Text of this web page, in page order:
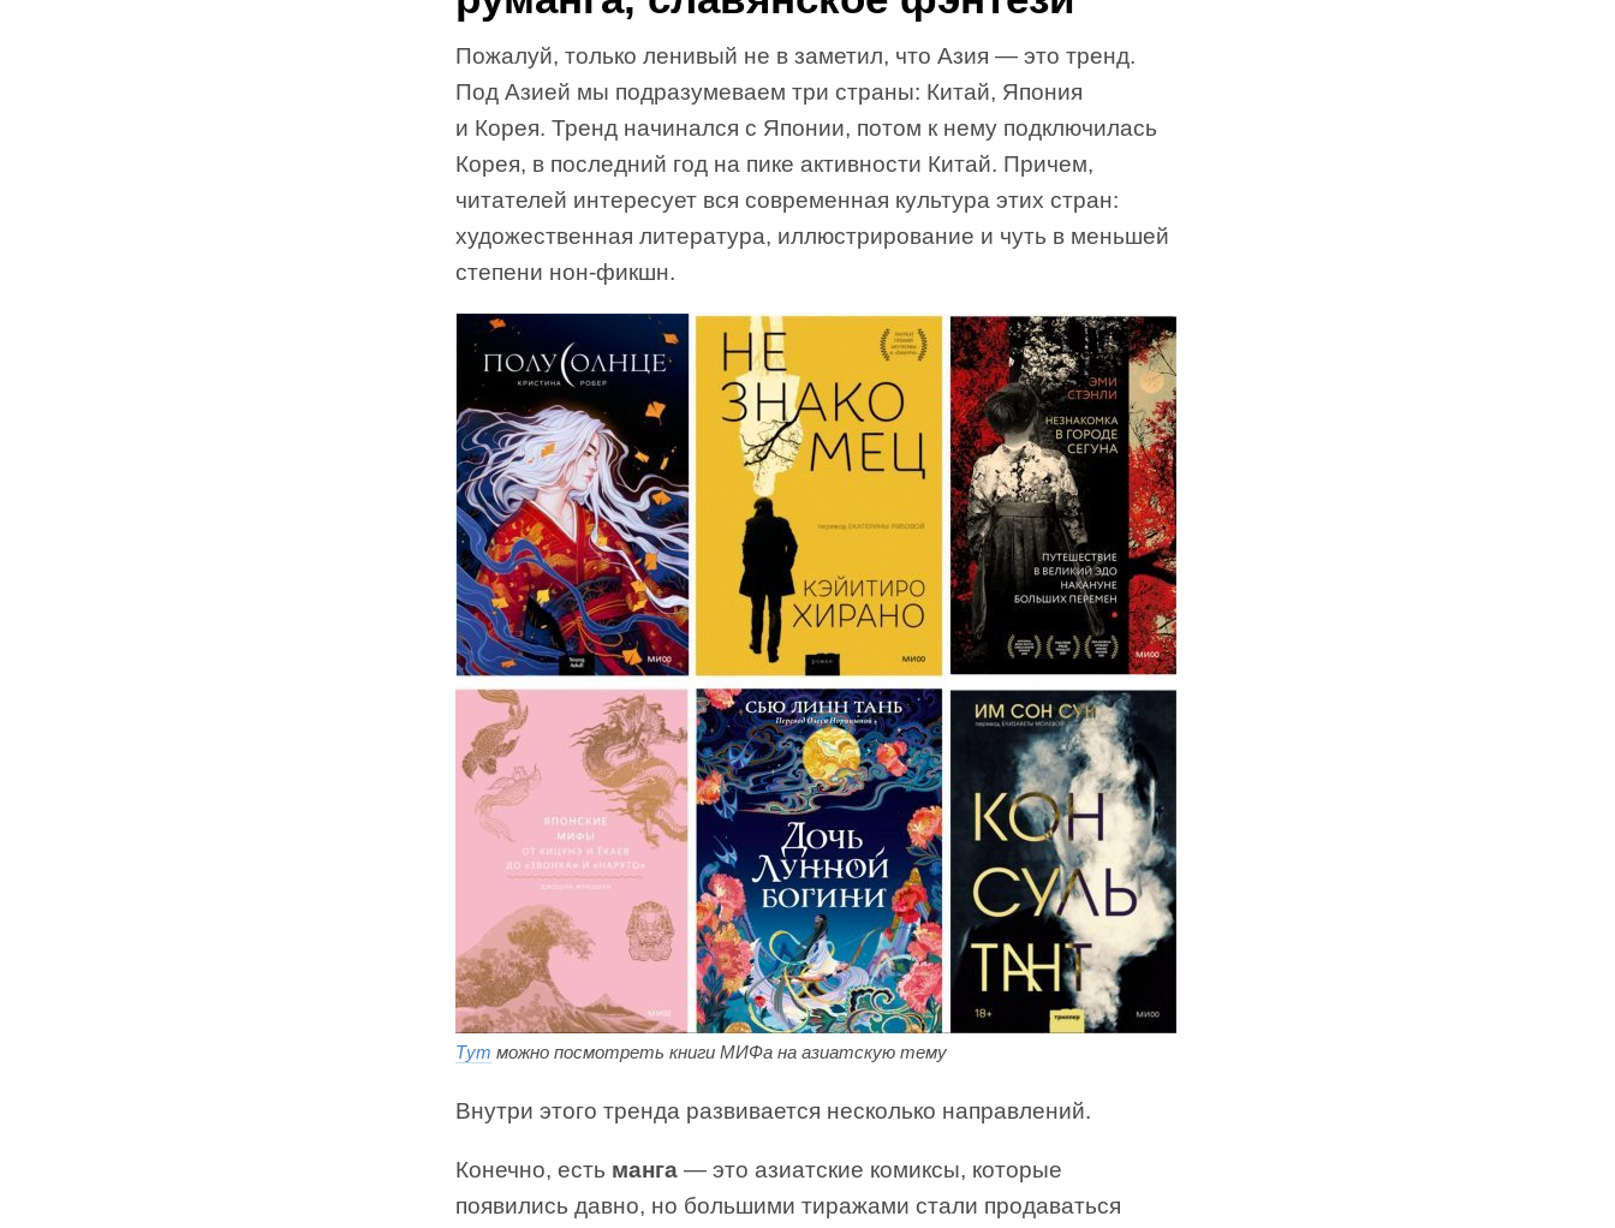
Пожалуй, только ленивый не в заметил, что Азия — это тренд.
Под Азией мы подразумеваем три страны: Китай, Япония
и Корея. Тренд начинался с Японии, потом к нему подключилась
Корея, в последний год на пике активности Китай. Причем,
читателей интересует вся современная культура этих стран:
художественная литература, иллюстрирование и чуть в меньшей
степени нон-фикшн.
Тут можно посмотреть книги МИФа на азиатскую тему
Внутри этого тренда развивается несколько направлений.
Конечно, есть манга — это азиатские комиксы, которые
появились давно, но большими тиражами стали продаваться